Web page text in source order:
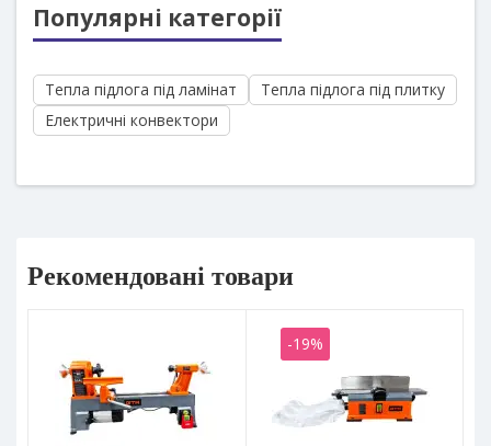
Популярні категорії
Тепла підлога під ламінат
Тепла підлога під плитку
Електричні конвектори
Рекомендовані товари
-19%